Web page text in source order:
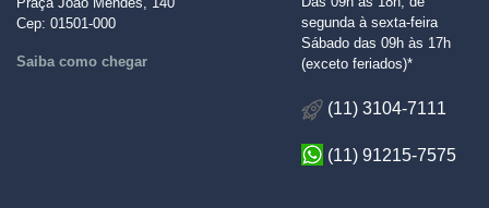
Cep: 01501-000
Saiba como chegar
segunda à sexta-feira
Sábado das 09h às 17h
(exceto feriados)*
(11) 3104-7111
(11) 91215-7575